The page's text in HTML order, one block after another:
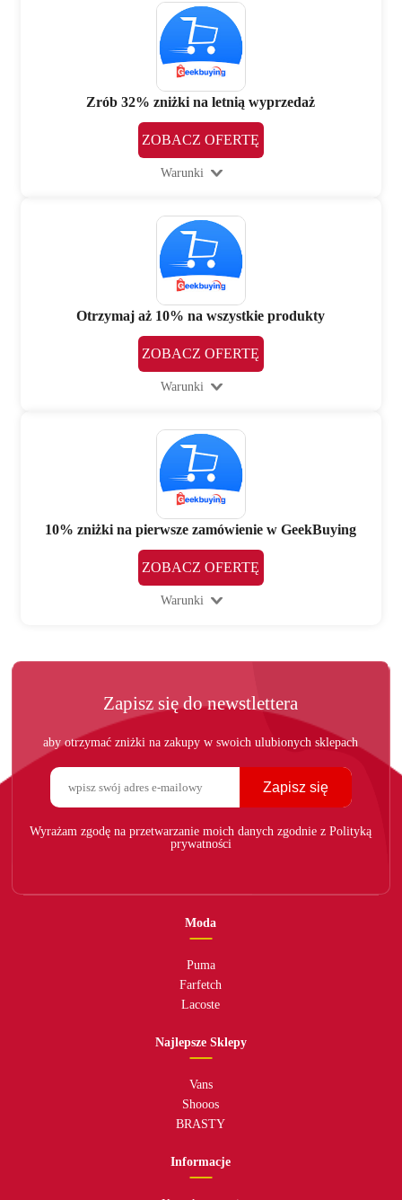
Zrób 32% zniżki na letnią wyprzedaż
ZOBACZ OFERTĘ
Warunki
Otrzymaj aż 10% na wszystkie produkty
ZOBACZ OFERTĘ
Warunki
10% zniżki na pierwsze zamówienie w GeekBuying
ZOBACZ OFERTĘ
Warunki
Zapisz się do newstlettera
aby otrzymać zniżki na zakupy w swoich ulubionych sklepach
Zapisz się
Wyrażam zgodę na przetwarzanie moich danych zgodnie z Polityką
prywatności
Moda
Puma
Farfetch
Lacoste
Najlepsze Sklepy
Vans
Shooos
BRASTY
Informacje